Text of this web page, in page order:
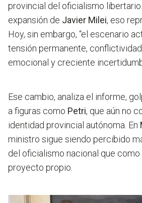
provincial del oficialismo
expansión de Javier Milei, eso
Hoy, sin embargo, “el escenario
tensión permanente,
emocional y creciente
Ese cambio, analiza el informe,
a figuras como Petri, que aún no
identidad provincial autónoma. En
ministro sigue siendo percibido
del oficialismo nacional que
proyecto propio.